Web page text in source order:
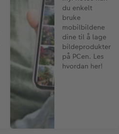
du enkelt
bruke
mobilbildene
dine til å lage
bildeprodukter
på PCen. Les
hvordan her!